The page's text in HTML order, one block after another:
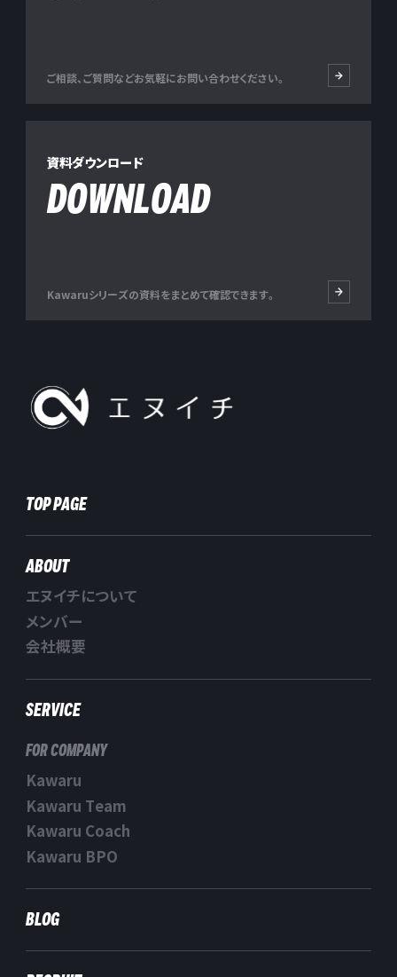
ご相談、ご質問などお気軽にお問い合わせください。
資料ダウンロード
DOWNLOAD
Kawaruシリーズの資料をまとめて確認できます。
TOP PAGE
ABOUT
エヌイチについて
メンバー
会社概要
SERVICE
FOR COMPANY
Kawaru
Kawaru Team
Kawaru Coach
Kawaru BPO
BLOG